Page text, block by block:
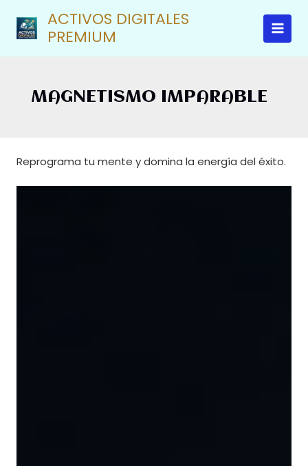
contenido
ACTIVOS DIGITALES
PREMIUM
MAGNETISMO IMPARABLE
Reprograma tu mente y domina la energía del éxito.